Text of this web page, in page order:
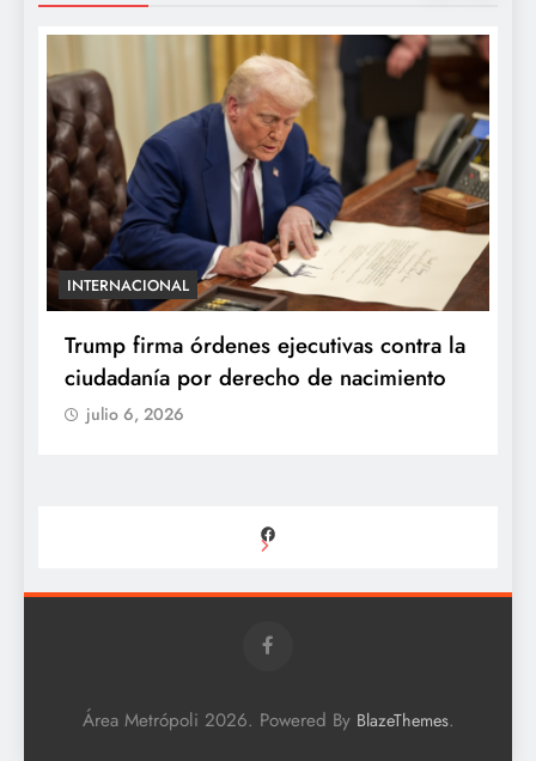
INTERNACIONAL
Trump firma órdenes ejecutivas contra la
ciudadanía por derecho de nacimiento
julio 6, 2026
Área Metrópoli 2026. Powered By BlazeThemes.